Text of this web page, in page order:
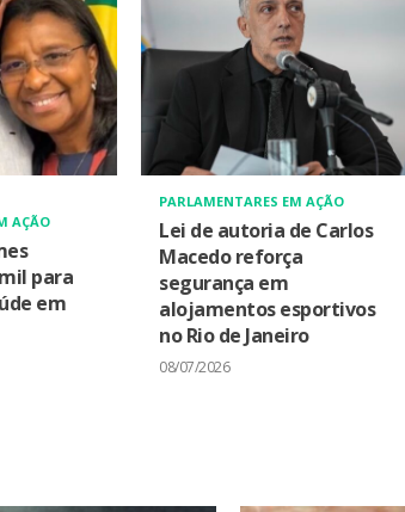
AÇÃO
para
em
PARLAMENTARES EM AÇÃO
Lei de autoria de Carlos
Macedo reforça
segurança em
alojamentos esportivos
no Rio de Janeiro
08/07/2026